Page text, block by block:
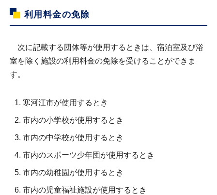
利用料金の免除
次に記載する団体等が使用するときは、宿泊室及び浴
室を除く施設の利用料金の免除を受けることができま
す。
寒河江市が使用するとき
市内の小学校が使用するとき
市内の中学校が使用するとき
市内のスポーツ少年団が使用するとき
市内の幼稚園が使用するとき
市内の児童福祉施設が使用するとき